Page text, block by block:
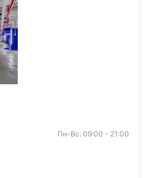
Пн-Вс: 09:00 - 21:00